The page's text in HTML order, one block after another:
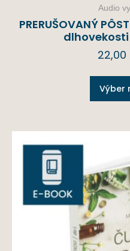
Audio
PRERUŠOVANÝ
22,00
Výber